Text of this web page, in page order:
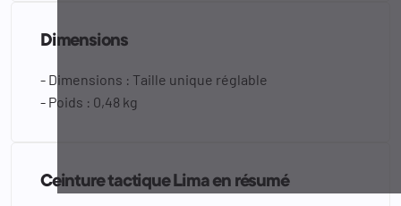
Dimensions
- Dimensions : Taille unique réglable
- Poids : 0,48 kg
Ceinture tactique Lima en résumé